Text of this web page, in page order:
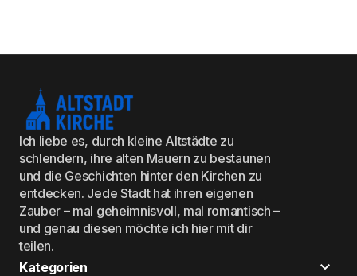
Ich liebe es, durch kleine Altstädte zu
schlendern, ihre alten Mauern zu bestaunen
und die Geschichten hinter den Kirchen zu
entdecken. Jede Stadt hat ihren eigenen
Zauber – mal geheimnisvoll, mal romantisch –
und genau diesen möchte ich hier mit dir
teilen.
Kategorien